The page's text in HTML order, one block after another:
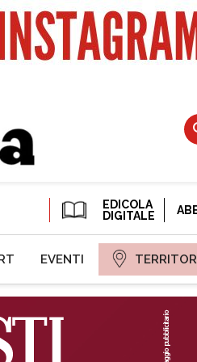
EDICOLA
DIGITALE
EVENTI